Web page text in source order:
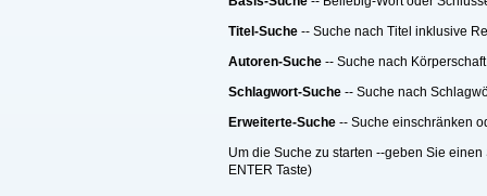
Titel-Suche -- Suche nach Titel inklusive
Autoren-Suche -- Suche nach
Schlagwort-Suche -- Suche nach
Erweiterte-Suche -- Suche einschränken
Um die Suche zu starten --geben Sie
ENTER Taste)